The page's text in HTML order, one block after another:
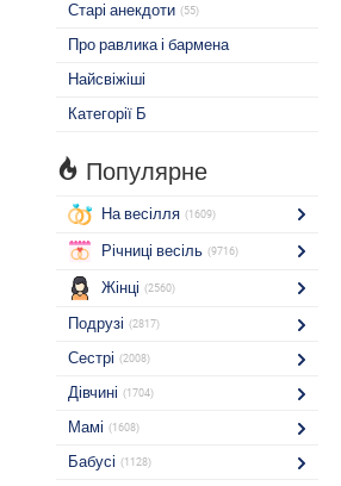
Старі анекдоти (55)
Про равлика і бармена
Найсвіжіші
Категорії Б
Популярне
На весілля (1609)
Річниці весіль (9716)
Жінці (2560)
Подрузі (2817)
Сестрі (2008)
Дівчині (1704)
Мамі (1608)
Бабусі (1128)